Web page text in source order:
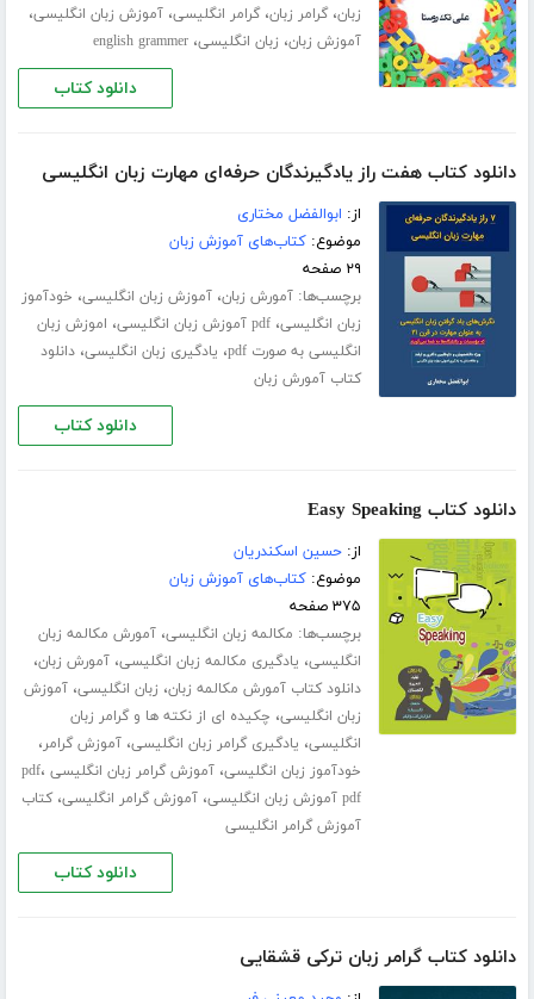
زبان،گرامر زبان،گرامر انگلیسی،آموزش زبان انگلیسی،
آموزش زبان، زبان انگلیسی،english grammer
دانلود کتاب
دانلود کتاب هفت راز یادگیرندگان حرفه‌ای مهارت زبان انگلیسی
از: ابوالفضل مختاری
موضوع:کتاب‌های آموزش زبان
۲۹ صفحه
برچسب‌ها:آمورش زبان،آموزش زبان انگلیسی، خودآموز
زبان انگلیسی،pdf آموزش زبان انگلیسی ، اموزش زبان
انگلیسی به صورت pdf
، یادگیری زبان انگلیسی،دانلود
کتاب آمورش زبان
دانلود کتاب
دانلود کتاب Easy Speaking
از:حسین اسکندریان
موضوع:کتاب‌های آموزش زبان
۳۷۵ صفحه
برچسب‌ها: مکالمه زبان انگلیسی،آمورش مکالمه زبان
انگلیسی، یادگیری مکالمه زبان انگلیسی،آمورش زبان،
دانلود کتاب آمورش مکالمه زبان، زبان انگلیسی،آموزش
زبان انگلیسی، چکیده ای از نکته ها و گرامر زبان
انگلیسی، یادگیری گرامر زبان انگلیسی،آموزش گرامر،
خودآموز زبان انگلیسی،آموزش گرامر زبان انگلیسی pdf ،
pdf آموزش زبان انگلیسی ،آموزش گرامر انگلیسی،کتاب
آموزش گرامر انگلیسی
دانلود کتاب
دانلود کتاب گرامر زبان ترکی قشقایی